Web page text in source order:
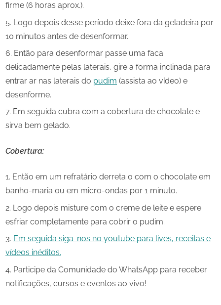
firme (6 horas aprox.).
Logo depois desse período deixe fora da geladeira por
10 minutos antes de desenformar.
Então para desenformar passe uma faca
delicadamente pelas laterais, gire a forma inclinada para
entrar ar nas laterais do pudim (assista ao vídeo) e
desenforme.
Em seguida cubra com a cobertura de chocolate e
sirva bem gelado.
Cobertura:
Então em um refratário derreta o com o chocolate em
banho-maria ou em micro-ondas por 1 minuto.
Logo depois misture com o creme de leite e espere
esfriar completamente para cobrir o pudim.
Em seguida siga-nos no youtube para lives, receitas e
vídeos inéditos.
Participe da Comunidade do WhatsApp para receber
notificações, cursos e eventos ao vivo!